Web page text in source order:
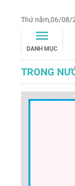
Thứ năm,06/08/
DANH MỤC
TRONG